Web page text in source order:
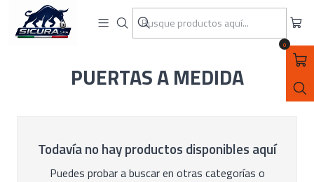
0
ASEGURATE CON SICURA SPA
Inicio
PUERTAS A MEDIDA
PUERTAS A MEDIDA
Todavía no hay productos disponibles aquí
Puedes probar a buscar en otras categorías o